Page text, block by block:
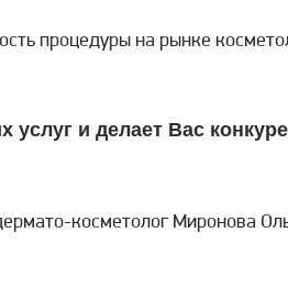
процедуры на рынке
и делает Вас
косметолог Миронова